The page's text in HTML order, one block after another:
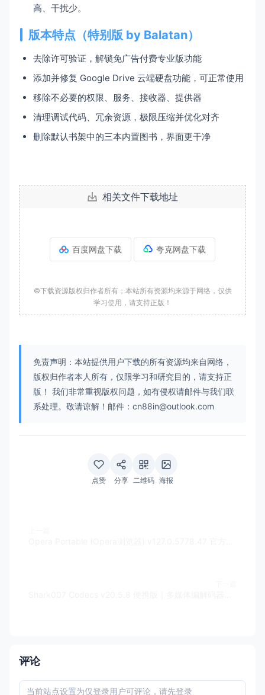
高、干扰少。
版本特点（特别版 by Balatan）
去除许可验证，解锁免广告付费专业版功能
添加并修复 Google Drive 云端硬盘功能，可正常使用
移除不必要的权限、服务、接收器、提供器
清理调试代码、冗余资源，极限压缩并优化对齐
删除默认书架中的三本内置图书，界面更干净
相关文件下载地址
百度网盘下载 夸克网盘下载
©下载资源版权归作者所有；本站所有资源均来源于网络，仅供
学习使用，请支持正版！
免责声明：本站提供用户下载的所有资源均来自网络，
版权归作者本人所有，仅限学习和研究目的，请支持正
版！ 我们非常重视版权问题，如有侵权请邮件与我们联
系处理。敬请谅解！邮件：cn88in@outlook.com
点赞 分享 二维码 海报
评论